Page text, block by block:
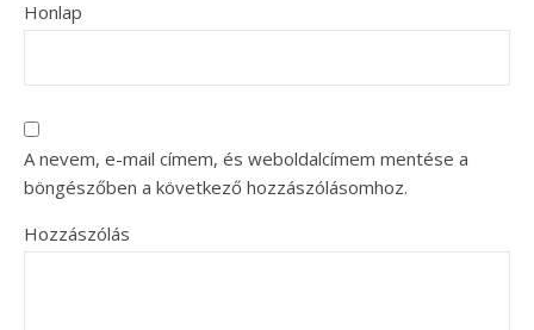
Honlap
A nevem, e-mail címem, és weboldalcímem mentése a
böngészőben a következő hozzászólásomhoz.
Hozzászólás